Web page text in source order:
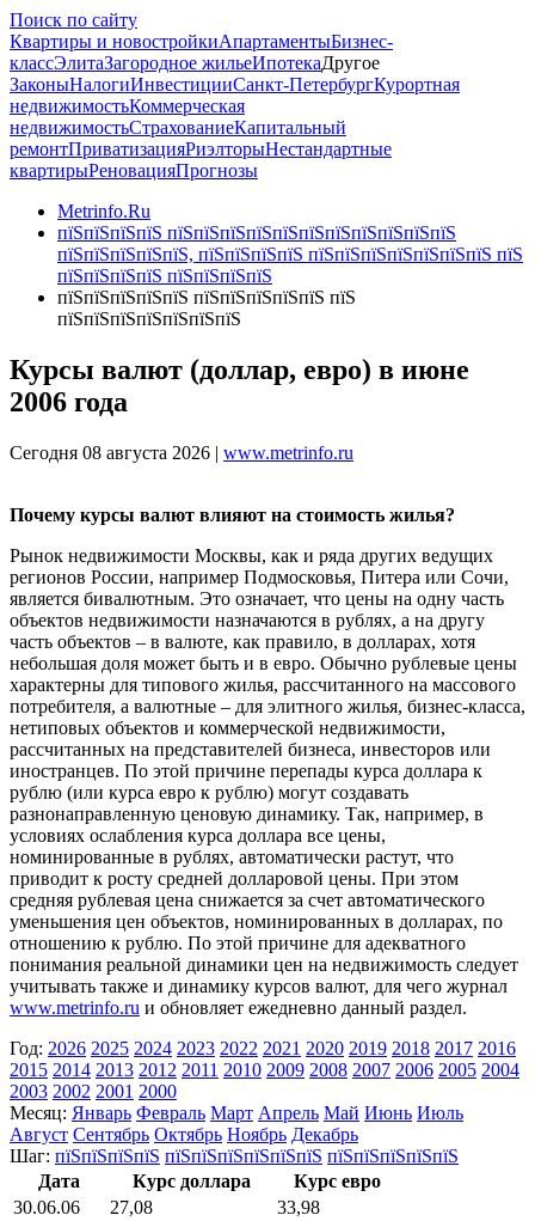
Поиск по сайту
Квартиры и новостройкиАпартаментыБизнес-
классЭлитаЗагородное жильеИпотекаДругое
ЗаконыНалогиИнвестицииСанкт-ПетербургКурортная
недвижимостьКоммерческая
недвижимостьСтрахованиеКапитальный
ремонтПриватизацияРиэлторыНестандартные
квартирыРеновацияПрогнозы
Metrinfo.Ru
пїЅпїЅпїЅпїЅ пїЅпїЅпїЅпїЅпїЅпїЅпїЅпїЅпїЅпїЅпїЅ
пїЅпїЅпїЅпїЅпїЅ, пїЅпїЅпїЅпїЅ пїЅпїЅпїЅпїЅпїЅпїЅпїЅ пїЅ
пїЅпїЅпїЅпїЅ пїЅпїЅпїЅпїЅ
пїЅпїЅпїЅпїЅпїЅ пїЅпїЅпїЅпїЅпїЅ пїЅ
пїЅпїЅпїЅпїЅпїЅпїЅпїЅ
Курсы валют (доллар, евро) в июне
2006 года
Сегодня 08 августа 2026 | www.metrinfo.ru
Почему курсы валют влияют на стоимость жилья?
Рынок недвижимости Москвы, как и ряда других ведущих
регионов России, например Подмосковья, Питера или Сочи,
является бивалютным. Это означает, что цены на одну часть
объектов недвижимости назначаются в рублях, а на другу
часть объектов – в валюте, как правило, в долларах, хотя
небольшая доля может быть и в евро. Обычно рублевые цены
характерны для типового жилья, рассчитанного на массового
потребителя, а валютные – для элитного жилья, бизнес-класса,
нетиповых объектов и коммерческой недвижимости,
рассчитанных на представителей бизнеса, инвесторов или
иностранцев. По этой причине перепады курса доллара к
рублю (или курса евро к рублю) могут создавать
разнонаправленную ценовую динамику. Так, например, в
условиях ослабления курса доллара все цены,
номинированные в рублях, автоматически растут, что
приводит к росту средней долларовой цены. При этом
средняя рублевая цена снижается за счет автоматического
уменьшения цен объектов, номинированных в долларах, по
отношению к рублю. По этой причине для адекватного
понимания реальной динамики цен на недвижимость следует
учитывать также и динамику курсов валют, для чего журнал
www.metrinfo.ru и обновляет ежедневно данный раздел.
Год: 2026 2025 2024 2023 2022 2021 2020 2019 2018 2017 2016
2015 2014 2013 2012 2011 2010 2009 2008 2007 2006 2005 2004
2003 2002 2001 2000
Месяц: Январь Февраль Март Апрель Май Июнь Июль
Август Сентябрь Октябрь Ноябрь Декабрь
Шаг: пїЅпїЅпїЅпїЅ пїЅпїЅпїЅпїЅпїЅпїЅ пїЅпїЅпїЅпїЅпїЅ
Дата
Курс доллара
Курс евро
30.06.06
27,08
33,98